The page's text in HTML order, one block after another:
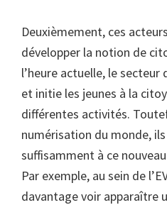
Deuxièmement, ces
développer la notion de
l’heure actuelle, le secteur
et initie les jeunes à la
différentes activités.
numérisation du monde,
suffisamment à ce
Par exemple, au sein de
davantage voir apparaître